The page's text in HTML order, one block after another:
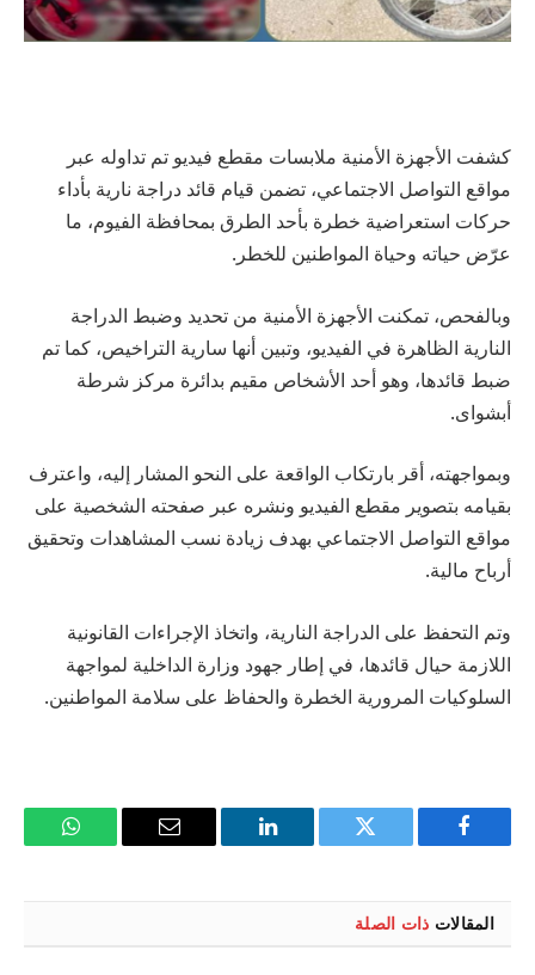
كشفت الأجهزة الأمنية ملابسات مقطع فيديو تم تداوله عبر
مواقع التواصل الاجتماعي، تضمن قيام قائد دراجة نارية بأداء
حركات استعراضية خطرة بأحد الطرق بمحافظة الفيوم، ما
عرّض حياته وحياة المواطنين للخطر.
وبالفحص، تمكنت الأجهزة الأمنية من تحديد وضبط الدراجة
النارية الظاهرة في الفيديو، وتبين أنها سارية التراخيص، كما تم
ضبط قائدها، وهو أحد الأشخاص مقيم بدائرة مركز شرطة
أبشواى.
وبمواجهته، أقر بارتكاب الواقعة على النحو المشار إليه، واعترف
بقيامه بتصوير مقطع الفيديو ونشره عبر صفحته الشخصية على
مواقع التواصل الاجتماعي بهدف زيادة نسب المشاهدات وتحقيق
أرباح مالية.
وتم التحفظ على الدراجة النارية، واتخاذ الإجراءات القانونية
اللازمة حيال قائدها، في إطار جهود وزارة الداخلية لمواجهة
السلوكيات المرورية الخطرة والحفاظ على سلامة المواطنين.
فيسبوك تويتر لينكدإن
البريد
واتساب
المقالات ذات الصلة